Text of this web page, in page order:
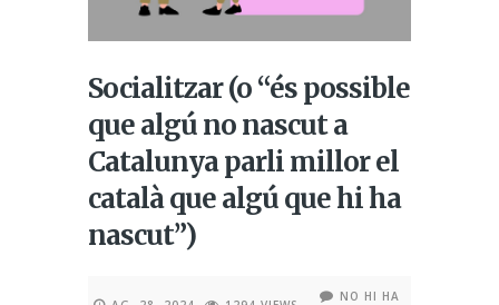
Socialitzar (o “és possible
que algú no nascut a
Catalunya parli millor el
català que algú que hi ha
nascut”)
NO HI HA